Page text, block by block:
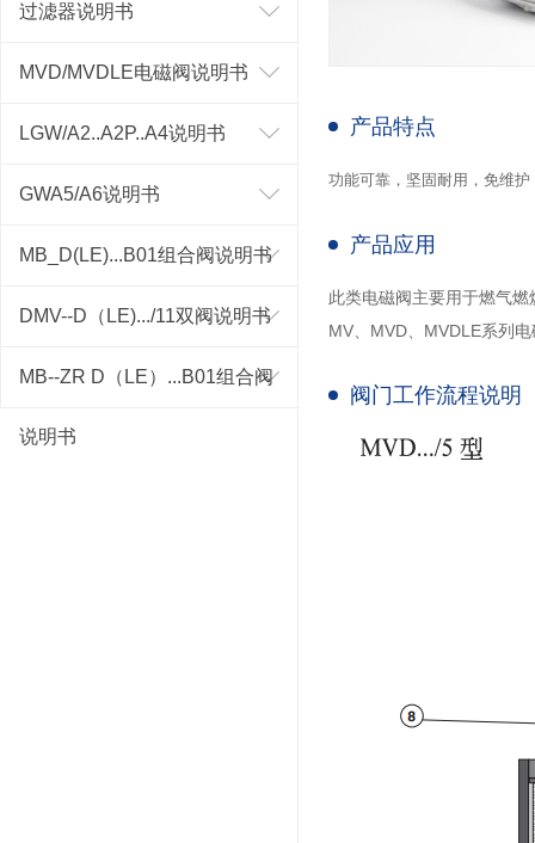
过滤器说明书
MVD/MVDLE电磁阀说明书
LGW/A2..A2P..A4说明书
GWA5/A6说明书
MB_D(LE)...B01组合阀说明书
DMV--D（LE).../11双阀说明书
MB--ZR D（LE）...B01组合阀
说明书
产品特点
功能可靠，坚固耐用，免维护
产品应用
此类电磁阀主要用于燃气
MV
MVD MVDLE系列
阀门工作流程说明